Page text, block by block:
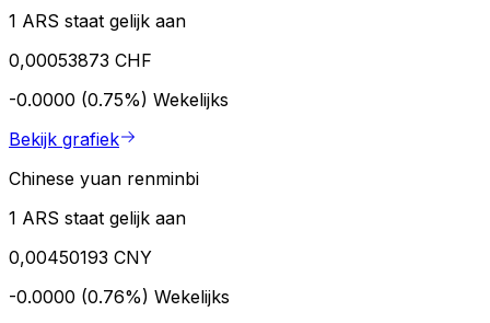
1 ARS staat gelijk aan
0,00053873 CHF
-0.0000 (0.75%) Wekelijks
Bekijk grafiek
Chinese yuan renminbi
1 ARS staat gelijk aan
0,00450193 CNY
-0.0000 (0.76%) Wekelijks